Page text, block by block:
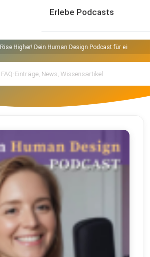
Erlebe Podcasts
Rise Higher! Dein Human Design Podcast für eine